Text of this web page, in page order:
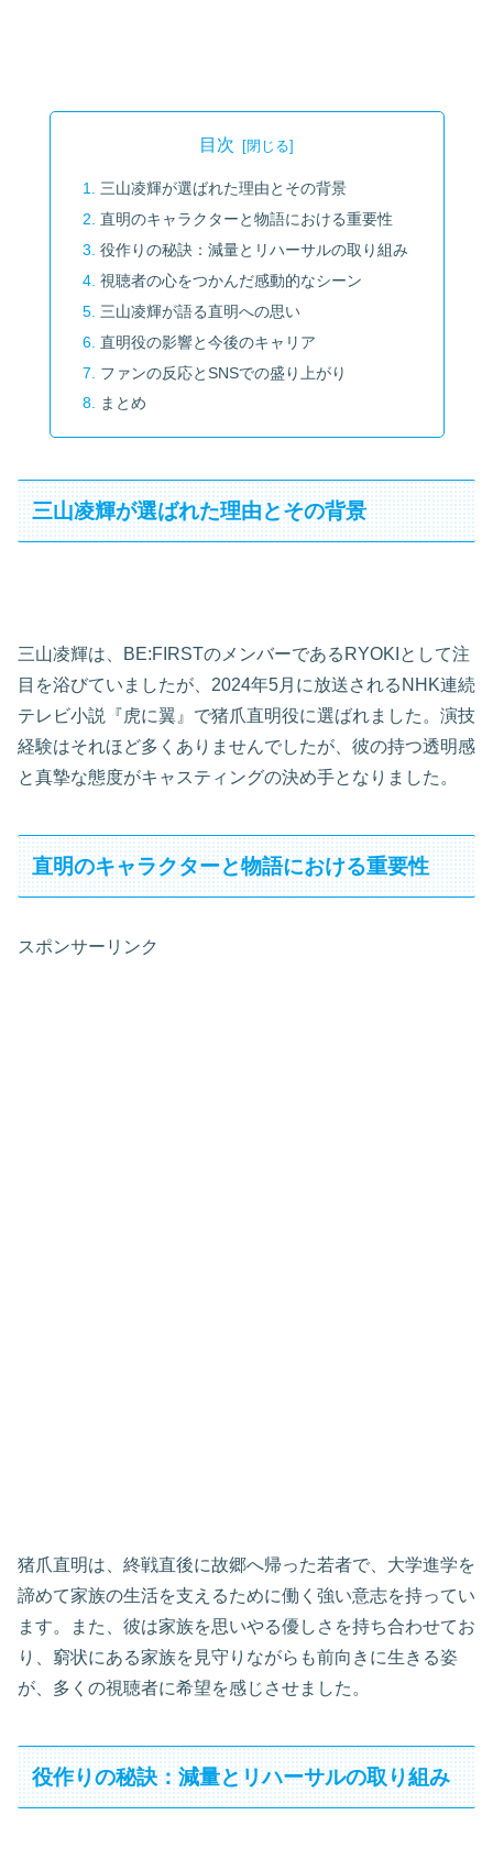
目次
三山凌輝が選ばれた理由とその背景
直明のキャラクターと物語における重要性
役作りの秘訣：減量とリハーサルの取り組み
視聴者の心をつかんだ感動的なシーン
三山凌輝が語る直明への思い
直明役の影響と今後のキャリア
ファンの反応とSNSでの盛り上がり
まとめ
三山凌輝が選ばれた理由とその背景
三山凌輝は、BE:FIRSTのメンバーであるRYOKIとして注
目を浴びていましたが、2024年5月に放送されるNHK連続
テレビ小説『虎に翼』で猪爪直明役に選ばれました。演技
経験はそれほど多くありませんでしたが、彼の持つ透明感
と真摯な態度がキャスティングの決め手となりました。
直明のキャラクターと物語における重要性
スポンサーリンク
猪爪直明は、終戦直後に故郷へ帰った若者で、大学進学を
諦めて家族の生活を支えるために働く強い意志を持ってい
ます。また、彼は家族を思いやる優しさを持ち合わせてお
り、窮状にある家族を見守りながらも前向きに生きる姿
が、多くの視聴者に希望を感じさせました。
役作りの秘訣：減量とリハーサルの取り組み